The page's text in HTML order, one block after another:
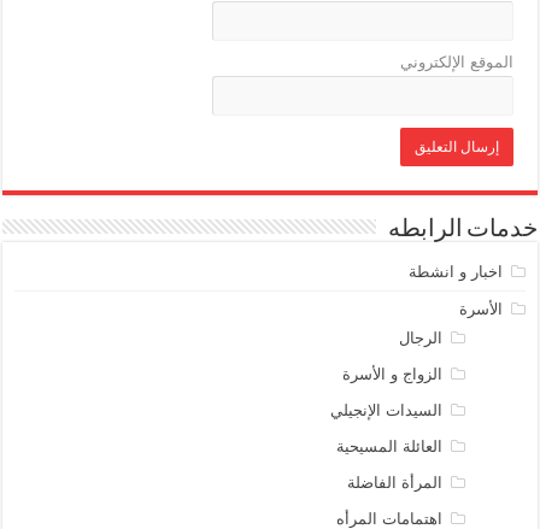
الموقع الإلكتروني
خدمات الرابطه
اخبار و انشطة
الأسرة
الرجال
الزواج و الأسرة
السيدات الإنجيلي
العائلة المسيحية
المرأة الفاضلة
اهتمامات المرأه